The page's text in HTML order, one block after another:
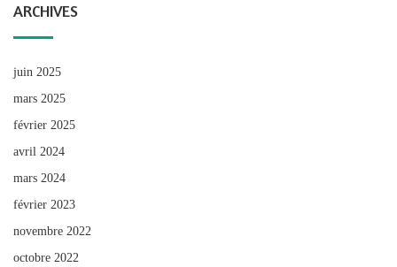
ARCHIVES
juin 2025
mars 2025
février 2025
avril 2024
mars 2024
février 2023
novembre 2022
octobre 2022